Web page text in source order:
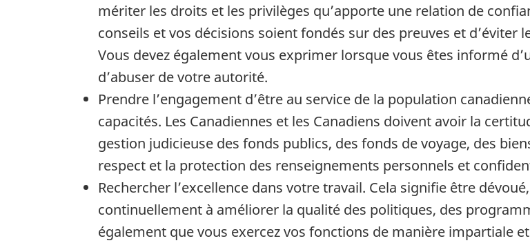
mériter les droits et les privilèges qu’apporte une relation de
conseils et vos décisions soient fondés sur des preuves et
Vous devez également vous exprimer lorsque vous êtes informé
d’abuser de votre autorité.
Prendre l’engagement d’être au service de la population
capacités. Les Canadiennes et les Canadiens doivent avoir la
gestion judicieuse des fonds publics, des fonds de voyage, des
respect et la protection des renseignements personnels et
Rechercher l’excellence dans votre travail. Cela signifie être
continuellement à améliorer la qualité des politiques, des
également que vous exercez vos fonctions de manière impartiale